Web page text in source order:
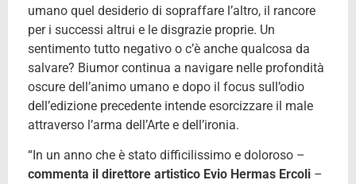
umano quel desiderio di sopraffare l’altro, il rancore
per i successi altrui e le disgrazie proprie. Un
sentimento tutto negativo o c’è anche qualcosa da
salvare? Biumor continua a navigare nelle profondità
oscure dell’animo umano e dopo il focus sull’odio
dell’edizione precedente intende esorcizzare il male
attraverso l’arma dell’Arte e dell’ironia.
“In un anno che è stato difficilissimo e doloroso –
commenta il direttore artistico Evio Hermas Ercoli –